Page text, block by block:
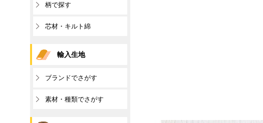
柄で探す
芯材・キルト綿
輸入生地
ブランドでさがす
素材・種類でさがす